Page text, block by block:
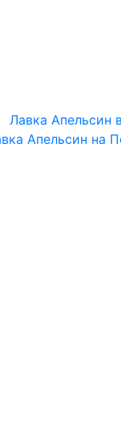
Лавка Апельсин
Апельсин на